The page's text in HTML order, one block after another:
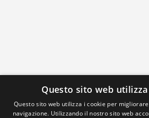
Questo sito web
Questo sito web utilizza i cookie per
navigazione. Utilizzando il nostro sito web